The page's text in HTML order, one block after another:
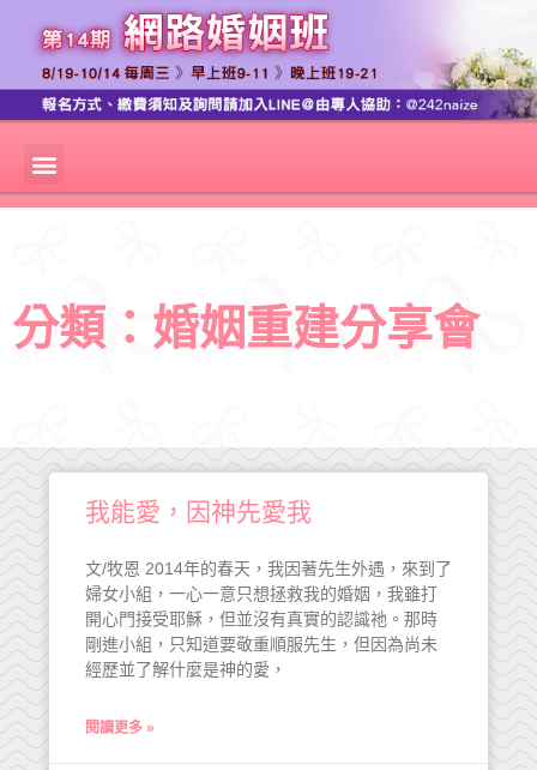
分類：婚姻重建分享會
我能愛，因神先愛我
文/牧恩 2014年的春天，我因著先生外遇，來到了
婦女小組，一心一意只想拯救我的婚姻，我雖打
開心門接受耶穌，但並沒有真實的認識祂。那時
剛進小組，只知道要敬重順服先生，但因為尚未
經歷並了解什麼是神的愛，
閱讀更多 »